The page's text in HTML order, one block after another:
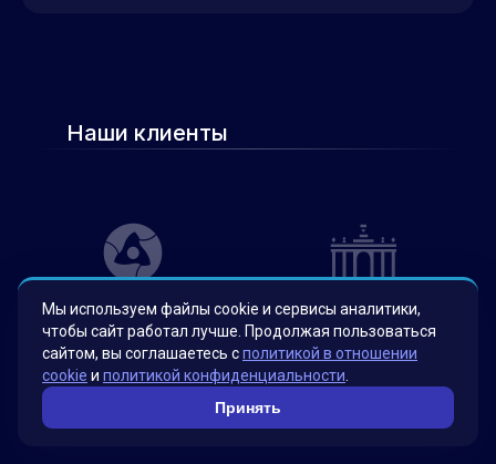
Наши клиенты
Мы используем файлы cookie и сервисы аналитики,
чтобы сайт работал лучше. Продолжая пользоваться
сайтом, вы соглашаетесь сполитикой в отношении
cookie и политикой конфиденциальности
Принять